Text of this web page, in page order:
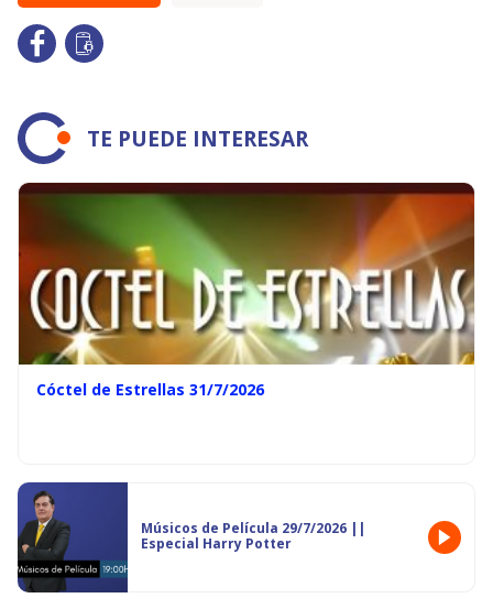
TE PUEDE INTERESAR
Cóctel de Estrellas 31/7/2026
Músicos de Película 29/7/2026 ||
Especial Harry Potter